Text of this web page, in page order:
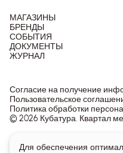
МАГАЗИНЫ
БРЕНДЫ
СОБЫТИЯ
ДОКУМЕНТЫ
ЖУРНАЛ
© 2026 Кубатура. Квартал
Согласие на получение
Пользовательское
Политика обработки
Информация о товарах и
Для обеспечения